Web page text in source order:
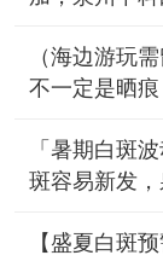
（海边游玩
不一定是晒
「暑期白斑
斑容易新发
【盛夏白斑